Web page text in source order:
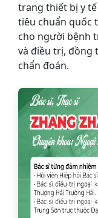
trang thiết bị y
tiêu chuẩn quốc
cho người bệnh
và điều trị, đồng
chẩn đoán.